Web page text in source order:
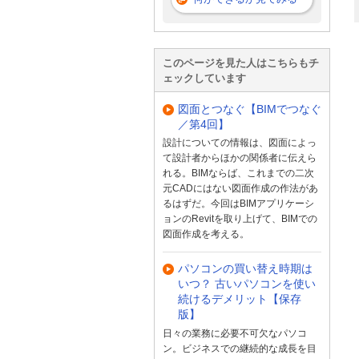
このページを見た人はこちらもチ
ェックしています
図面とつなぐ【BIMでつなぐ
／第4回】
設計についての情報は、図面によっ
て設計者からほかの関係者に伝えら
れる。BIMならば、これまでの二次
元CADにはない図面作成の作法があ
るはずだ。今回はBIMアプリケーシ
ョンのRevitを取り上げて、BIMでの
図面作成を考える。
パソコンの買い替え時期は
いつ？ 古いパソコンを使い
続けるデメリット【保存
版】
日々の業務に必要不可欠なパソコ
ン。ビジネスでの継続的な成長を目